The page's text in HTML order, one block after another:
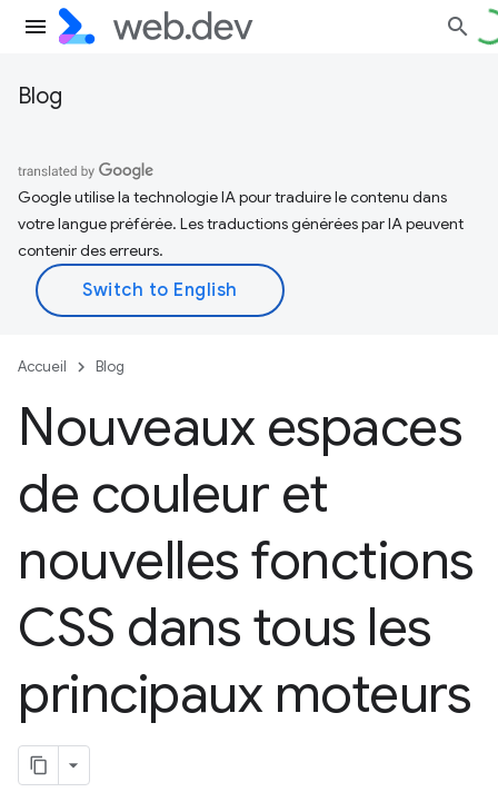
Blog
Google utilise la technologie IA pour traduire le contenu dans
votre langue préférée. Les traductions générées par IA peuvent
contenir des erreurs.
Accueil Blog
Nouveaux espaces
de couleur et
nouvelles fonctions
CSS dans tous les
principaux moteurs